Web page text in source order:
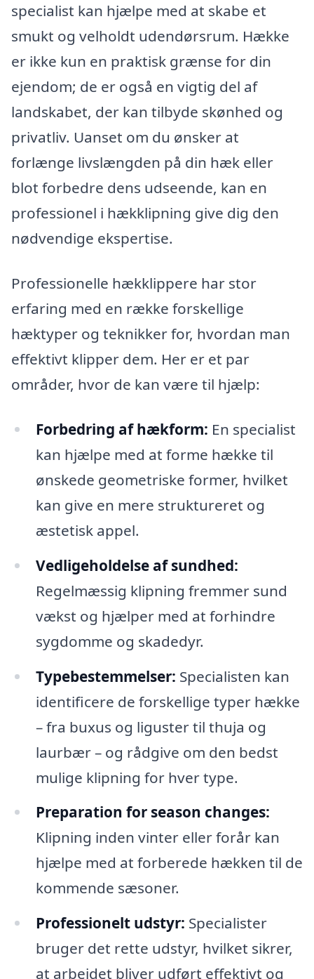
specialist kan hjælpe med at skabe et
smukt og velholdt udendørsrum. Hække
er ikke kun en praktisk grænse for din
ejendom; de er også en vigtig del af
landskabet, der kan tilbyde skønhed og
privatliv. Uanset om du ønsker at
forlænge livslængden på din hæk eller
blot forbedre dens udseende, kan en
professionel i hækklipning give dig den
nødvendige ekspertise.
Professionelle hækklippere har stor
erfaring med en række forskellige
hæktyper og teknikker for, hvordan man
effektivt klipper dem. Her er et par
områder, hvor de kan være til hjælp:
Forbedring af hækform: En specialist
kan hjælpe med at forme hække til
ønskede geometriske former, hvilket
kan give en mere struktureret og
æstetisk appel.
Vedligeholdelse af sundhed:
Regelmæssig klipning fremmer sund
vækst og hjælper med at forhindre
sygdomme og skadedyr.
Typebestemmelser: Specialisten kan
identificere de forskellige typer hække
– fra buxus og liguster til thuja og
laurbær – og rådgive om den bedst
mulige klipning for hver type.
Preparation for season changes:
Klipning inden vinter eller forår kan
hjælpe med at forberede hækken til de
kommende sæsoner.
Professionelt udstyr: Specialister
bruger det rette udstyr, hvilket sikrer,
at arbejdet bliver udført effektivt og